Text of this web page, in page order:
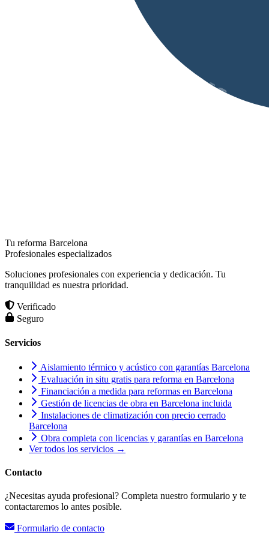
Tu reforma Barcelona
Profesionales especializados
Soluciones profesionales con experiencia y dedicación. Tu
tranquilidad es nuestra prioridad.
Verificado
Seguro
Servicios
Aislamiento térmico y acústico con garantías Barcelona
Evaluación in situ gratis para reforma en Barcelona
Financiación a medida para reformas en Barcelona
Gestión de licencias de obra en Barcelona incluida
Instalaciones de climatización con precio cerrado
Barcelona
Obra completa con licencias y garantías en Barcelona
Ver todos los servicios →
Contacto
¿Necesitas ayuda profesional? Completa nuestro formulario y te
contactaremos lo antes posible.
Formulario de contacto